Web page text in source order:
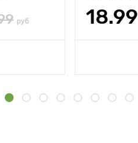
руб 18.99